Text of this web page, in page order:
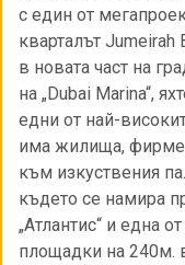
с един от
кварталът
в новата част на
на „Dubai Marina“,
едни от най-
има жилища,
към изкуствения
където се намира
„Атлантис“ и една
площадки на 240м.